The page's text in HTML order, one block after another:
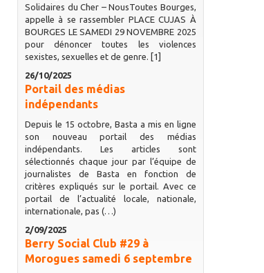
Solidaires du Cher – NousToutes Bourges,
appelle à se rassembler PLACE CUJAS À
BOURGES LE SAMEDI 29 NOVEMBRE 2025
pour dénoncer toutes les violences
sexistes, sexuelles et de genre. [1]
26/10/2025
Portail des médias
indépendants
Depuis le 15 octobre, Basta a mis en ligne
son nouveau portail des médias
indépendants. Les articles sont
sélectionnés chaque jour par l’équipe de
journalistes de Basta en fonction de
critères expliqués sur le portail. Avec ce
portail de l’actualité locale, nationale,
internationale, pas (…)
2/09/2025
Berry Social Club #29 à
Morogues samedi 6 septembre